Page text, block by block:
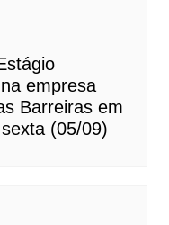
empresa
Barreiras em
(05/09)